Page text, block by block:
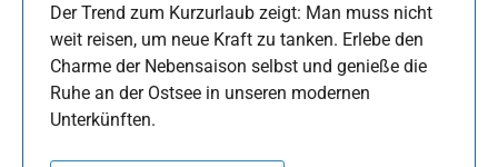
Der Trend zum Kurzurlaub zeigt: Man muss nicht
weit reisen, um neue Kraft zu tanken. Erlebe den
Charme der Nebensaison selbst und genieße die
Ruhe an der Ostsee in unseren modernen
Unterkünften.